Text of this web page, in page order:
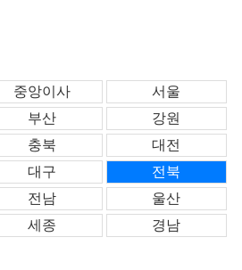
중앙이사
서울
부산
강원
충북
대전
대구
전북
전남
울산
세종
경남